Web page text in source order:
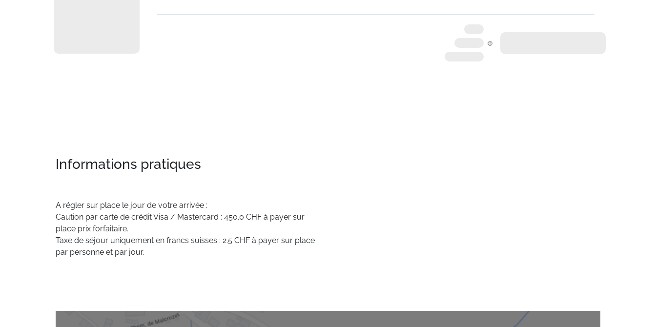
Informations pratiques
A régler sur place le jour de votre arrivée :
Caution par carte de crédit Visa / Mastercard : 450.0 CHF à payer sur
place prix forfaitaire.
Taxe de séjour uniquement en francs suisses : 2.5 CHF à payer sur place
par personne et par jour.